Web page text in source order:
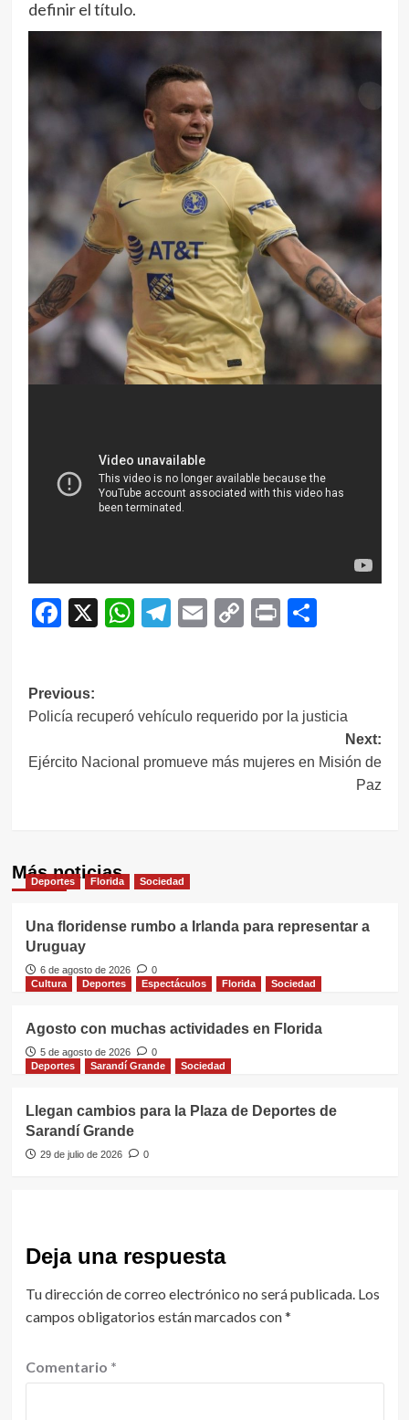
definir el título.
Facebook
X WhatsApp
Telegram
EmailCopy
Print
Navegación
de
entradas
Previous:
Policía recuperó vehículo requerido por la justicia
Next:
Ejército Nacional promueve más mujeres en Misión de
Paz
Más noticias
Deportes Florida Sociedad
Una floridense rumbo a Irlanda para representar a
Uruguay
6 de agosto de 2026
0
Cultura
Deportes Espectáculos Florida Sociedad
Agosto con muchas actividades en Florida
5 de agosto de 2026
0
Deportes
Sarandí Grande Sociedad
Llegan cambios para la Plaza de Deportes de
Sarandí Grande
29 de julio de 2026 0
Deja una respuesta
Tu dirección de correo electrónico no será publicada. Los
campos obligatorios están marcados con*
Comentario *